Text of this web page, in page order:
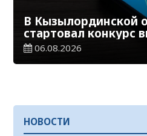
В Кызылординской
стартовал конкурс
семейных
06.08.2026
НОВОСТИ